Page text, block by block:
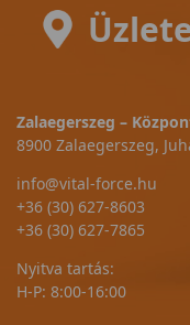
Zalaegerszeg –
8900 Zalaegerszeg,
info@vital-force.hu
+36 (30) 627-8603
+36 (30) 627-7865
Nyitva tartás:
H-P: 8:00-16:00